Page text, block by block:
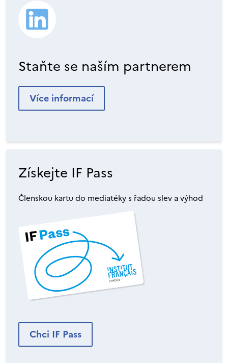
Staňte se naším partnerem
Více informací
Získejte IF Pass
Členskou kartu do mediatéky s řadou slev a výhod
Chci IF Pass